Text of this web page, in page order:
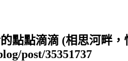
點點滴滴 (相思河畔
post/35351737